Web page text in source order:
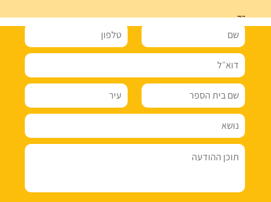
צרו קשר